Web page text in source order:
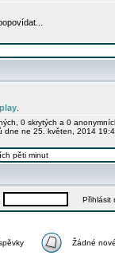
0 skrytých a 0
dne ne 25. květen, 2014
pěti minut
Přihlásit
Žádné